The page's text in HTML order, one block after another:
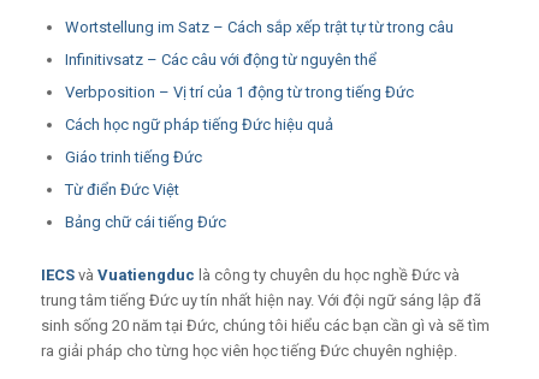
Wortstellung im Satz – Cách sắp xếp trật tự từ trong câu
Infinitivsatz – Các câu với động từ nguyên thể
Verbposition – Vị trí của 1 động từ trong tiếng Đức
Cách học ngữ pháp tiếng Đức hiệu quả
Giáo trinh tiếng Đức
Từ điển Đức Việt
Bảng chữ cái tiếng Đức
IECSvà Vuatiengduc là công ty chuyên du học nghề Đức và
trung tâm tiếng Đức uy tín nhất hiện nay. Với đội ngữ sáng lập đã
sinh sống 20 năm tại Đức, chúng tôi hiểu các bạn cần gì và sẽ tìm
ra giải pháp cho từng học viên học tiếng Đức chuyên nghiệp.